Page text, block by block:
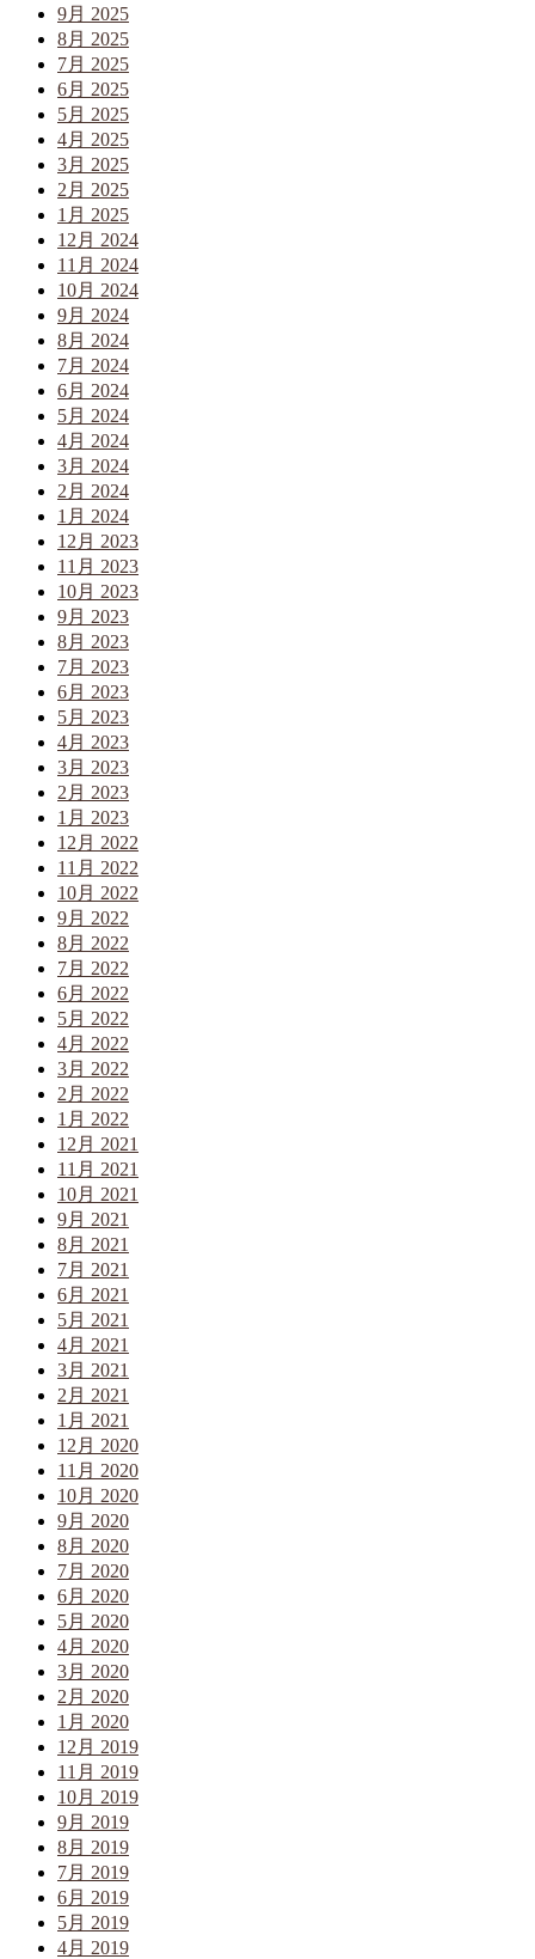
9月 2025
8月 2025
7月 2025
6月 2025
5月 2025
4月 2025
3月 2025
2月 2025
1月 2025
12月 2024
11月 2024
10月 2024
9月 2024
8月 2024
7月 2024
6月 2024
5月 2024
4月 2024
3月 2024
2月 2024
1月 2024
12月 2023
11月 2023
10月 2023
9月 2023
8月 2023
7月 2023
6月 2023
5月 2023
4月 2023
3月 2023
2月 2023
1月 2023
12月 2022
11月 2022
10月 2022
9月 2022
8月 2022
7月 2022
6月 2022
5月 2022
4月 2022
3月 2022
2月 2022
1月 2022
12月 2021
11月 2021
10月 2021
9月 2021
8月 2021
7月 2021
6月 2021
5月 2021
4月 2021
3月 2021
2月 2021
1月 2021
12月 2020
11月 2020
10月 2020
9月 2020
8月 2020
7月 2020
6月 2020
5月 2020
4月 2020
3月 2020
2月 2020
1月 2020
12月 2019
11月 2019
10月 2019
9月 2019
8月 2019
7月 2019
6月 2019
5月 2019
4月 2019